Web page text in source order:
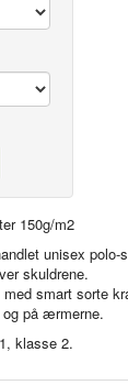
150g/m2
unisex
skuldrene.
smart sorte
på ærmerne.
klasse 2.